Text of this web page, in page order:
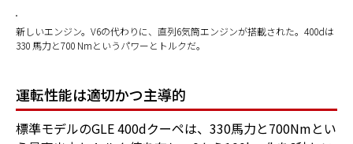
新しいエンジン。V6の代わりに、直列6気筒エンジンが搭載された。400dは
330 馬力と700 Nmというパワーとトルクだ。
運転性能は適切かつ主導的
標準モデルのGLE 400dクーペは、330馬力と700Nmとい